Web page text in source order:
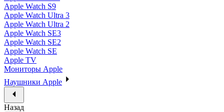
Apple Watch S9
Apple Watch Ultra 3
Apple Watch Ultra 2
Apple Watch SE3
Apple Watch SE2
Apple Watch SE
Apple TV
Мониторы Apple
Наушники Apple
Назад